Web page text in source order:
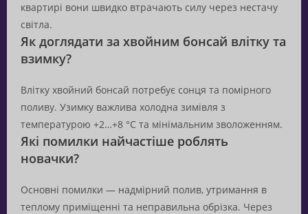
квартирі вони швидко втрачають силу через нестачу
світла.
Як доглядати за хвойним бонсай влітку та
взимку?
Влітку хвойний бонсай потребує сонця та помірного
поливу. Узимку важлива холодна зимівля з
температурою +2…+8 °C та мінімальним зволоженням.
Які помилки найчастіше роблять
новачки?
Основні помилки — надмірний полив, утримання в
теплому приміщенні та неправильна обрізка. Через